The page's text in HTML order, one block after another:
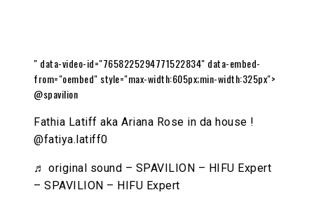
" data-video-id="7658225294771522834" data-embed-
from="oembed" style="max-width:605px;min-width:325px">
@spavilion
Fathia Latiff aka Ariana Rose in da house !
@fatiya.latiff0
♬ original sound – SPAVILION – HIFU Expert
– SPAVILION – HIFU Expert